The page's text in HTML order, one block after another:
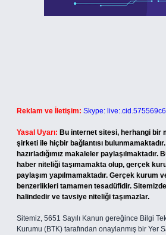
Reklam ve İletişim: Skype:
Yasal Uyarı: Bu internet sitesi, herhangi bir
şirketi ile hiçbir bağlantısı
hazırladığımız makaleler
haber niteliği taşımamakta olup, gerçek
paylaşım yapılmamaktadır. Gerçek kurum
benzerlikleri tamamen tesadüfidir.
halindedir ve tavsiye niteliği taşımazlar.
Sitemiz, 5651 Sayılı Kanun gereğince Bilgi
Kurumu (BTK) tarafından onaylanmış bir Yer